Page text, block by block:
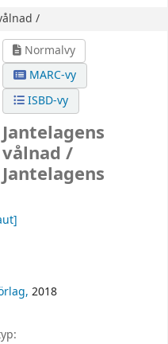
/
Normalvy
MARC-vy
ISBD-vy
Jantelagens
vålnad /
Jantelagens
2018